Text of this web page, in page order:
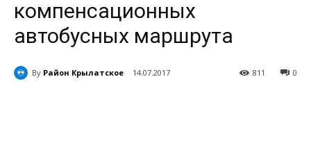
компенсационных
автобусных маршрута
By Район Крылатское 14.07.2017 0
811